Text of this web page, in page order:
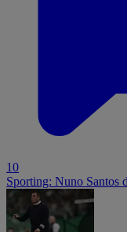
10
Sporting: Nuno Santos